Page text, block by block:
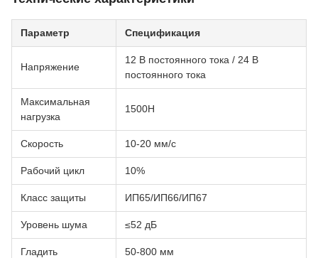
Параметр Спецификация
Напряжение
12 В постоянного тока / 24 В
постоянного тока
Максимальная
нагрузка
1500Н
Скорость 10-20 мм/с
Рабочий цикл 10%
Класс защиты ИП65/ИП66/ИП67
Уровень шума ≤52 дБ
Гладить 50-800 мм